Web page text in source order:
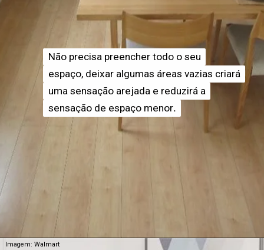
Não precisa preencher todo o seu
espaço, deixar algumas áreas vazias criará
uma sensação arejada e reduzirá a
sensação de espaço menor.
Não precisa preencher todo o seu
espaço, deixar algumas áreas vazias criará
uma sensação arejada e reduzirá a
sensação de espaço menor.
Imagem: Walmart